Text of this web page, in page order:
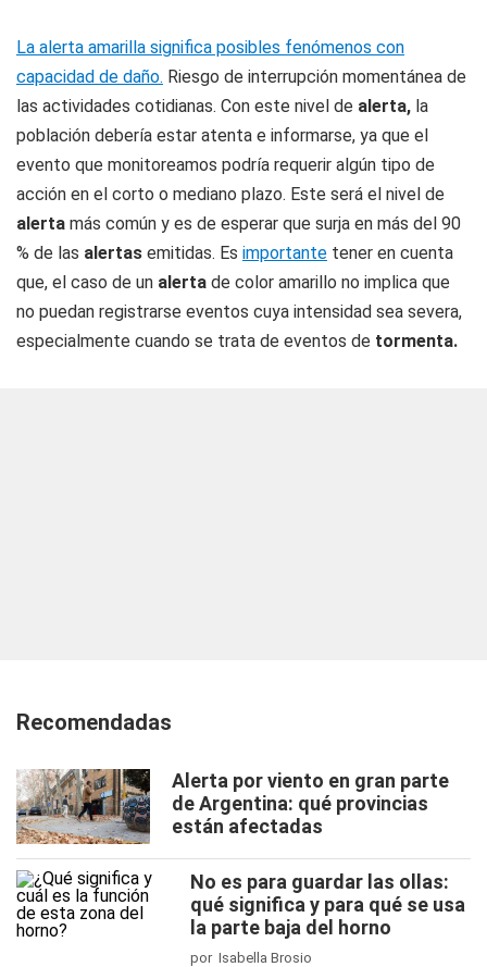
La alerta amarilla significa posibles fenómenos con
capacidad de daño. Riesgo de interrupción momentánea de
las actividades cotidianas. Con este nivel de alerta, la
población debería estar atenta e informarse, ya que el
evento que monitoreamos podría requerir algún tipo de
acción en el corto o mediano plazo. Este será el nivel de
alerta más común y es de esperar que surja en más del 90
% de las alertas emitidas. Es importante tener en cuenta
que, el caso de un alerta de color amarillo no implica que
no puedan registrarse eventos cuya intensidad sea severa,
especialmente cuando se trata de eventos de tormenta.
Recomendadas
Alerta por viento en gran parte
de Argentina: qué provincias
están afectadas
No es para guardar las ollas:
qué significa y para qué se usa
la parte baja del horno
por Isabella Brosio